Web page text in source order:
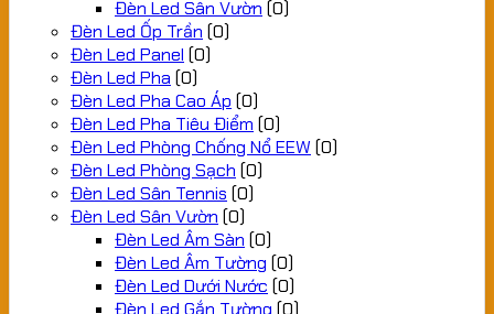
Đèn Led Sân Vườn (0)
Đèn Led Ốp Trần (0)
Đèn Led Panel (0)
Đèn Led Pha (0)
Đèn Led Pha Cao Áp (0)
Đèn Led Pha Tiêu Điểm (0)
Đèn Led Phòng Chống Nổ EEW (0)
Đèn Led Phòng Sạch (0)
Đèn Led Sân Tennis (0)
Đèn Led Sân Vườn (0)
Đèn Led Âm Sàn (0)
Đèn Led Âm Tường (0)
Đèn Led Dưới Nước (0)
Đèn Led Gắn Tường (0)